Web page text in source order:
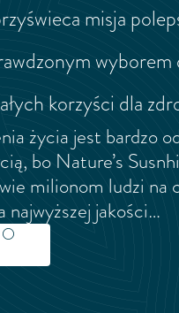
misja
wyborem
korzyści dla
życia jest bardzo
bo Nature’s
milionom ludzi na
najwyższej jakości…